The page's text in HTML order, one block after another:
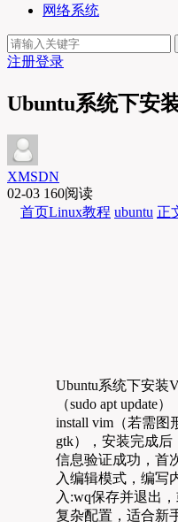
网络系统
注册登录
Ubuntu系统下安
XMSDN
02-03 160阅读
首页Linux教程 ubuntu 正
Ubuntu系统下安装
（sudo apt update
install vim（若需图
gtk），安装完成后
信息验证成功，首
入编辑模式，编写
入:wq保存并退出
复杂配置，适合新